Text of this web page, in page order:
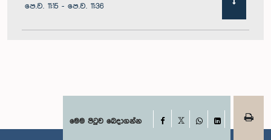
පෙ.ව. 11:15 - පෙ.ව. 11:36
පෙ.ව. 11:45 - පෙ.ව. 11:59මෙම පිටුව බෙදාගන්න Facebook
WhatsApp
LinkedIn